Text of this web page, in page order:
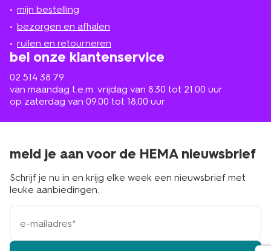
mijn bestelling
bezorgen en afhalen
ruilen en retourneren
bel onze klantenservice
02 514 38 79
van maandag t.e.m. vrijdag van 8.30 tot 21.00 uur
op zaterdag van 09.00 tot 18.00 uur
in
de
buurt
meld je aan voor de HEMA nieuwsbrief
Schrijf je nu in en krijg elke week een nieuwsbrief met
leuke aanbiedingen.
e-
mailadres